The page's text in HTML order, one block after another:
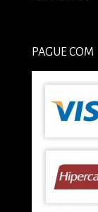
PAGUE COM